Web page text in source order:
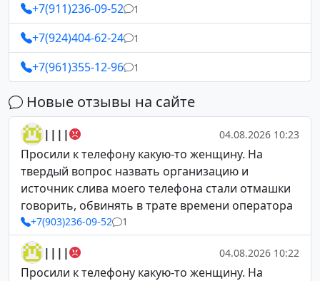
+7(911)236-09-52 1
+7(924)404-62-24 1
+7(961)355-12-96 1
Новые отзывы на сайте
|||| 04.08.2026 10:23
Просили к телефону какую-то женщину. На
твердый вопрос назвать организацию и
источник слива моего телефона стали отмашки
говорить, обвинять в трате времени оператора
+7(903)236-09-52 1
|||| 04.08.2026 10:22
Просили к телефону какую-то женщину. На